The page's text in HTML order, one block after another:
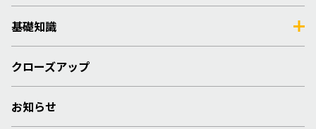
基礎知識
クローズアップ
お知らせ